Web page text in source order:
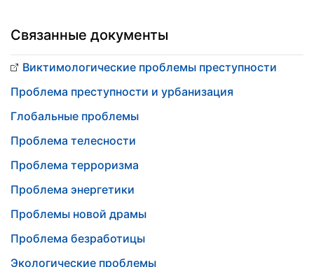
Связанные документы
Виктимологические проблемы преступности
Проблема преступности и урбанизация
Глобальные проблемы
Проблема телесности
Проблема терроризма
Проблема энергетики
Проблемы новой драмы
Проблема безработицы
Экологические проблемы